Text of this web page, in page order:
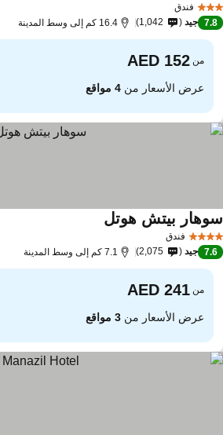
فندق
7.8 جيد 1,042 16.4 كم إلى وسط المدينة
من
عرض الأسعار من4 مواقع
فندق
بيتش هوتلمشاهدة الأسعار
7.6 جيد 2,075 7.1 كم إلى وسط المدينة
من
عرض الأسعار من3 مواقع